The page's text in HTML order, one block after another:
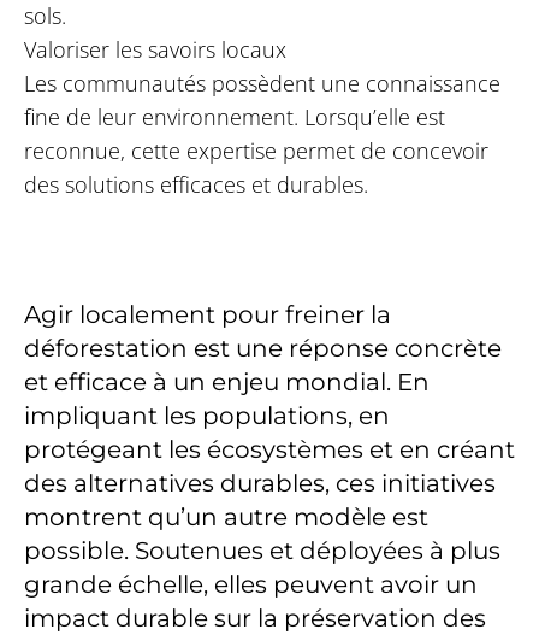
sols.
Valoriser les savoirs locaux
Les communautés possèdent une connaissance
fine de leur environnement. Lorsqu’elle est
reconnue, cette expertise permet de concevoir
des solutions efficaces et durables.
Agir localement pour freiner la
déforestation est une réponse concrète
et efficace à un enjeu mondial. En
impliquant les populations, en
protégeant les écosystèmes et en créant
des alternatives durables, ces initiatives
montrent qu’un autre modèle est
possible. Soutenues et déployées à plus
grande échelle, elles peuvent avoir un
impact durable sur la préservation des